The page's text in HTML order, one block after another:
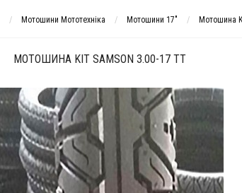
Мотошини Мототехніка Мотошини 17" Мотошина
МОТОШИНА KIT SAMSON 3.00-17 TT